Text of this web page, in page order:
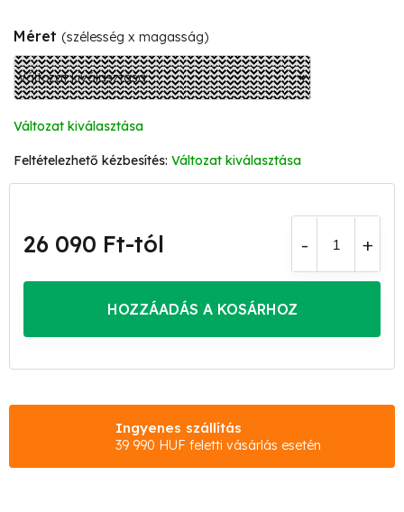
Méret (szélesség x magasság)
Változat kiválasztása
Változat kiválasztása
26 090 Ft-tól
HOZZÁADÁS A KOSÁRHOZ
Ingyenes szállítás
39 990 HUF feletti vásárlás esetén